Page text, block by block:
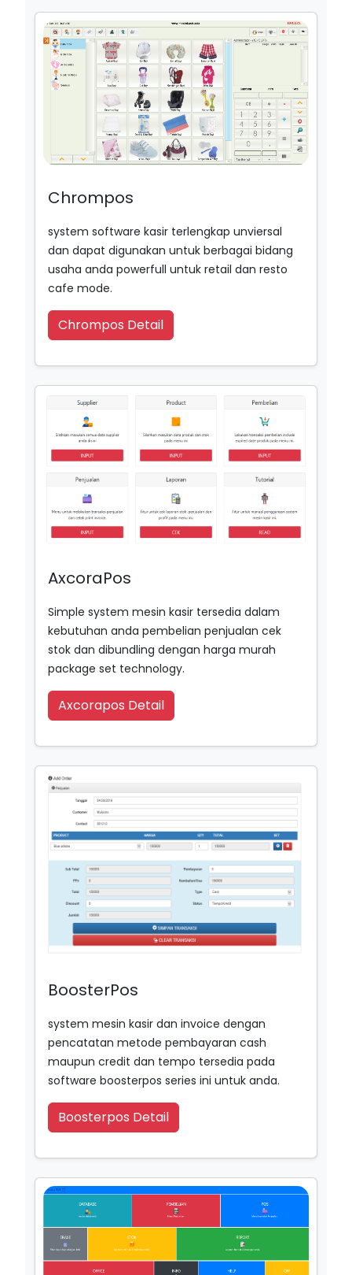
Chrompos
system software kasir terlengkap unviersal
dan dapat digunakan untuk berbagai bidang
usaha anda powerfull untuk retail dan resto
cafe mode.
Chrompos Detail
AxcoraPos
Simple system mesin kasir tersedia dalam
kebutuhan anda pembelian penjualan cek
stok dan dibundling dengan harga murah
package set technology.
Axcorapos Detail
BoosterPos
system mesin kasir dan invoice dengan
pencatatan metode pembayaran cash
maupun credit dan tempo tersedia pada
software boosterpos series ini untuk anda.
Boosterpos Detail